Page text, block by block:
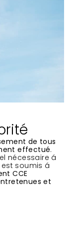
de tous
effectué.
nécessaire á
soumis á
CCE
et